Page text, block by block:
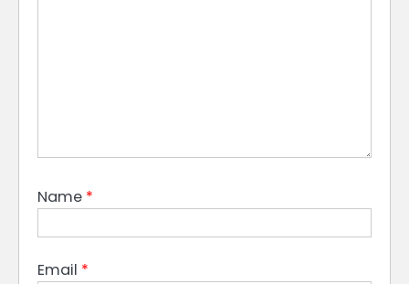
Name *
Email *